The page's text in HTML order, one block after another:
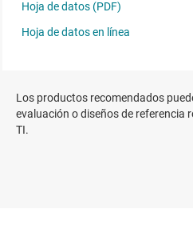
Los productos recomendados
evaluación o diseños de referencia
TI.